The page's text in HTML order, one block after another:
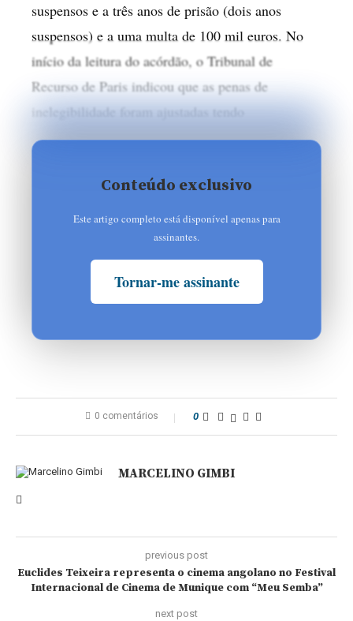
suspensos e a três anos de prisão (dois anos
suspensos) e a uma multa de 100 mil euros. No
início da leitura do acórdão, o Tribunal de
Recurso de Paris indicou que as penas de
inelegibilidade foram ajustadas tendo
Conteúdo exclusivo
Este artigo completo está disponível apenas para
assinantes.
Tornar-me assinante
0 comentários 0
MARCELINO GIMBI
previous post
Euclides Teixeira representa o cinema angolano no Festival
Internacional de Cinema de Munique com “Meu Semba”
next post